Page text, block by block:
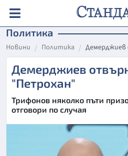
Политика
Новини Политика Демерджиев
Демерджиев
"Петрохан"
Трифонов няколко пъти
отговори по случая